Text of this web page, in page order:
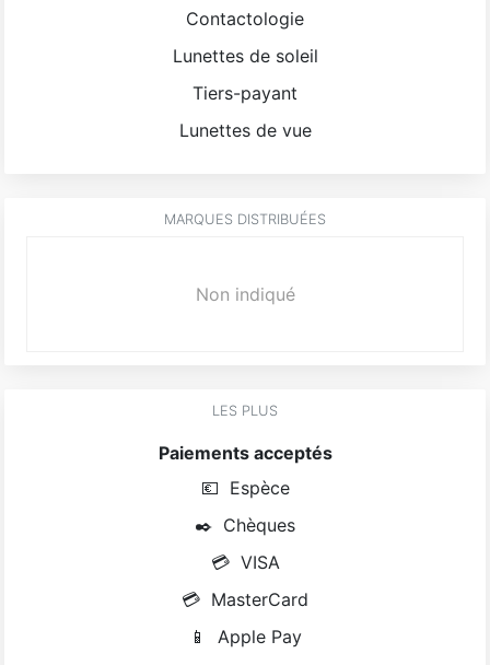
Contactologie
Lunettes de soleil
Tiers-payant
Lunettes de vue
MARQUES DISTRIBUÉES
Non indiqué
LES PLUS
Paiements acceptés
💶 Espèce
✒️ Chèques
💳 VISA
💳 MasterCard
📱
Apple Pay